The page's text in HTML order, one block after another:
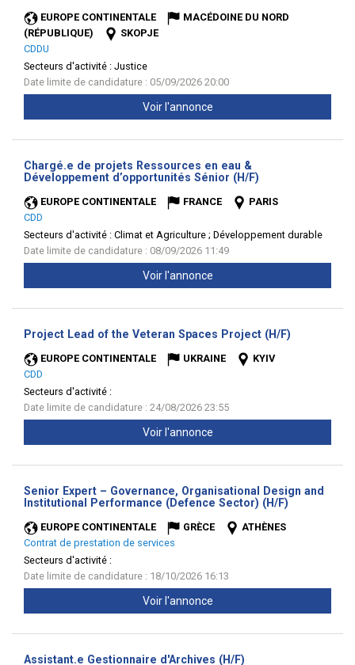
EUROPE CONTINENTALE
MACÉDOINE DU NORD
(RÉPUBLIQUE)
SKOPJE
CDDU
Secteurs d'activité : Justice
Date limite de candidature : 05/09/2026 20:00
Voir l'annonce
Chargé.e de projets Ressources en eau &
Développement d’opportunités Sénior (H/F)
EUROPE CONTINENTALE FRANCE
PARIS
CDD
Secteurs d'activité : Climat et Agriculture ; Développement durable
Date limite de candidature : 08/09/2026 11:49
Voir l'annonce
Project Lead of the Veteran Spaces Project (H/F)
EUROPE CONTINENTALE UKRAINE
KYIV
CDD
Secteurs d'activité :
Date limite de candidature : 24/08/2026 23:55
Voir l'annonce
Senior Expert – Governance, Organisational Design and
Institutional Performance (Defence Sector) (H/F)
EUROPE CONTINENTALE GRÈCE
ATHÈNES
Contrat de prestation de services
Secteurs d'activité :
Date limite de candidature : 18/10/2026 16:13
Voir l'annonce
Assistant.e Gestionnaire d'Archives (H/F)